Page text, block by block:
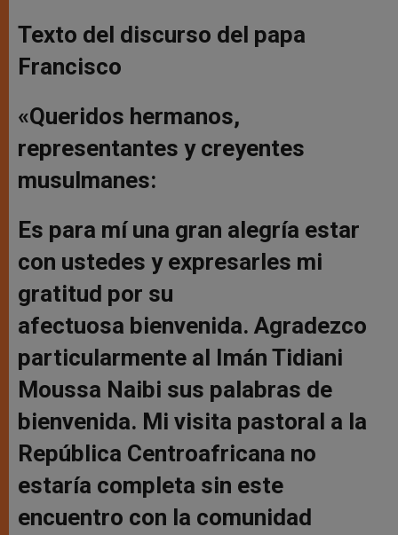
Texto del discurso del papa
Francisco
«Queridos hermanos,
representantes y creyentes
musulmanes:
Es para mí una gran alegría estar
con ustedes y expresarles mi
gratitud por su
afectuosa bienvenida. Agradezco
particularmente al Imán Tidiani
Moussa Naibi sus palabras de
bienvenida. Mi visita pastoral a la
República Centroafricana no
estaría completa sin este
encuentro con la comunidad